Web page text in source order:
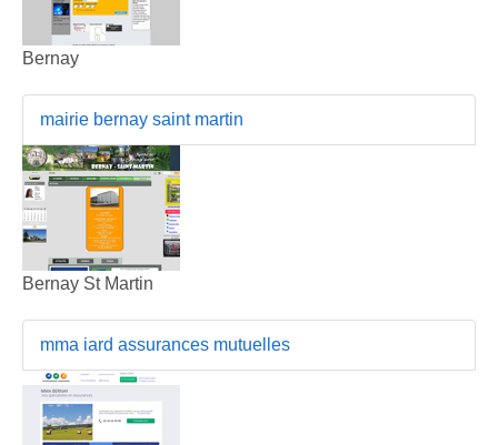
Bernay
mairie bernay saint martin
Bernay St Martin
mma iard assurances mutuelles